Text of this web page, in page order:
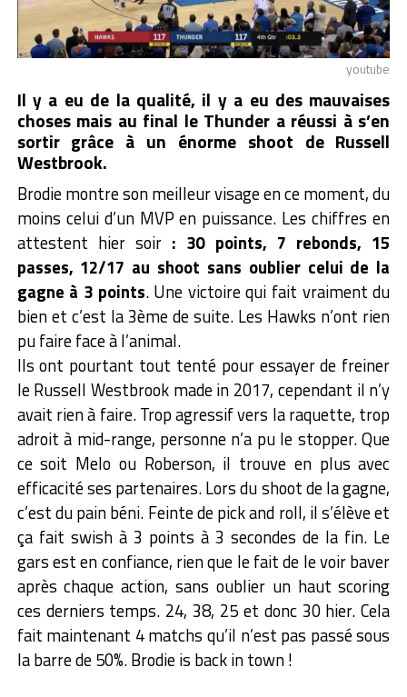
youtube
Il y a eu de la qualité, il y a eu des mauvaises
choses mais au final le Thunder a réussi à s’en
sortir grâce à un énorme shoot de Russell
Westbrook.
Brodie montre son meilleur visage en ce moment, du
moins celui d’un MVP en puissance. Les chiffres en
attestent hier soir : 30 points, 7 rebonds, 15
passes, 12/17 au shoot sans oublier celui de la
gagne à 3 points. Une victoire qui fait vraiment du
bien et c’est la 3ème de suite. Les Hawks n’ont rien
pu faire face à l’animal.
Ils ont pourtant tout tenté pour essayer de freiner
le Russell Westbrook made in 2017, cependant il n’y
avait rien à faire. Trop agressif vers la raquette, trop
adroit à mid-range, personne n’a pu le stopper. Que
ce soit Melo ou Roberson, il trouve en plus avec
efficacité ses partenaires. Lors du shoot de la gagne,
c’est du pain béni. Feinte de pick and roll, il s’élève et
ça fait swish à 3 points à 3 secondes de la fin. Le
gars est en confiance, rien que le fait de le voir baver
après chaque action, sans oublier un haut scoring
ces derniers temps. 24, 38, 25 et donc 30 hier. Cela
fait maintenant 4 matchs qu’il n’est pas passé sous
la barre de 50%. Brodie is back in town !